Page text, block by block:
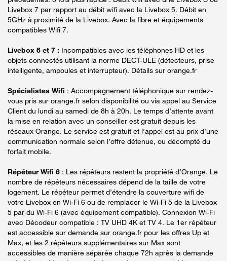
Livebox 7 par rapport au débit wifi avec la Livebox 5. Débit en
5GHz à proximité de la Livebox. Avec la fibre et équipements
compatibles Wifi 7.
Livebox 6 et 7 : Incompatibles avec les téléphones HD et les
objets connectés utilisant la norme DECT-ULE (détecteurs, prise
intelligente, ampoules et interrupteur). Détails sur orange.fr
Spécialistes Wifi : Accompagnement téléphonique sur rendez-
vous pris sur orange.fr selon disponibilité ou via appel au Service
Client du lundi au samedi de 8h à 20h. Le temps d’attente avant
la mise en relation avec un conseiller est gratuit depuis les
réseaux Orange. Le service est gratuit et l’appel est au prix d’une
communication normale selon l’offre détenue, ou décompté du
forfait mobile.
Répéteur Wifi 6 : Les répéteurs restent la propriété d’Orange. Le
nombre de répéteurs nécessaires dépend de la taille de votre
logement. Le répéteur permet d’étendre la couverture wifi de
votre Livebox en Wi-Fi 6 ou de remplacer le Wi-Fi 5 de la Livebox
5 par du Wi-Fi 6 (avec équipement compatible). Connexion Wi-Fi
avec Décodeur compatible : TV UHD 4K et TV 4. Le 1er répéteur
est accessible sur demande sur orange.fr pour les offres Up et
Max, et les 2 répéteurs supplémentaires sur Max sont
accessibles de manière séparée chaque 72h après la demande